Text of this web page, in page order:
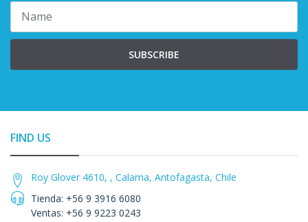
SUBSCRIBE
FIND US
Roy Glover 4610, , Calama, Antofagasta, Chile
Tienda: +56 9 3916 6080
Ventas: +56 9 9223 0243